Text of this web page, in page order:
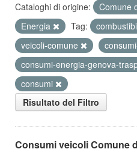
Cataloghi di origine:
Comune
Energia
Tag:
veicoli-comune
consumi-energia-genova-
consumi
Risultato del Filtro
Consumi veicoli Comune